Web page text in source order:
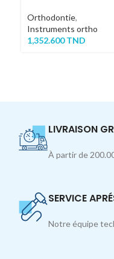
Orthodontie,
Instruments ortho
1,352.600TND
LIVRAISON
À partir de
SERVICE
Notre équipe